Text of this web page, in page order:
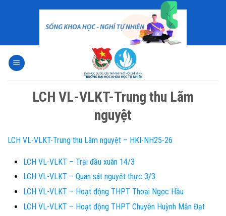
LCH VL-VLKT-Trung thu Lãm
nguyệt
LCH VL-VLKT-Trung thu Lãm nguyệt – HKI-NH25-26
LCH VL-VLKT – Trại đầu xuân 14/3
LCH VL-VLKT – Quan sát nguyệt thực 3/3
LCH VL-VLKT – Hoạt động THPT Thoại Ngọc Hầu
LCH VL-VLKT – Hoạt động THPT Chuyên Huỳnh Mẫn Đạt